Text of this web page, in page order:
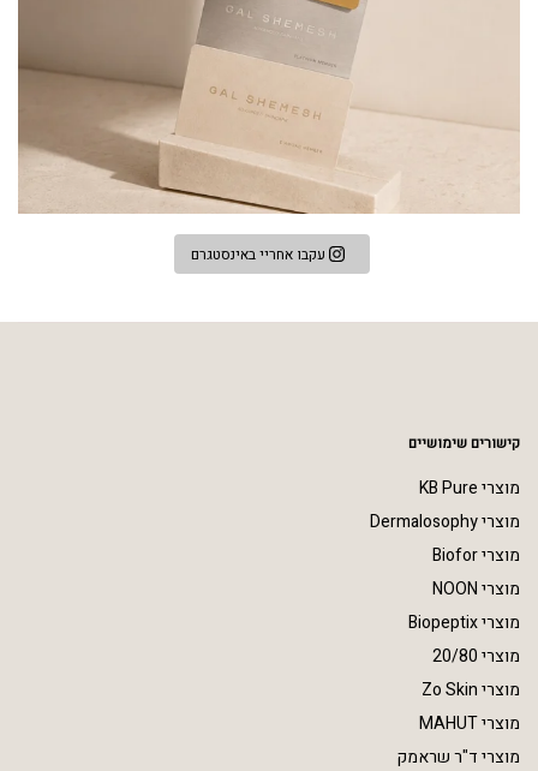
עקבו אחריי באינסטגרם
קישורים שימושיים
מוצרי KB Pure
מוצרי Dermalosophy
מוצרי Biofor
מוצרי NOON
מוצרי Biopeptix
מוצרי 20/80
מוצרי Zo Skin
מוצרי MAHUT
מוצרי ד"ר שראמק